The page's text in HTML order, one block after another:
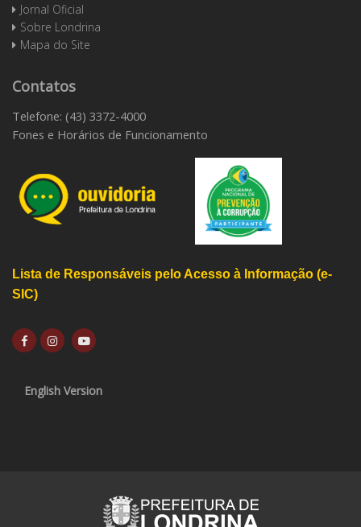
Jornal Oficial
Sobre Londrina
Mapa do Site
Contatos
Telefone: (43) 3372-4000
Fones e Horários de Funcionamento
Lista de Responsáveis pelo Acesso à Informação (e-
SIC)
English Version